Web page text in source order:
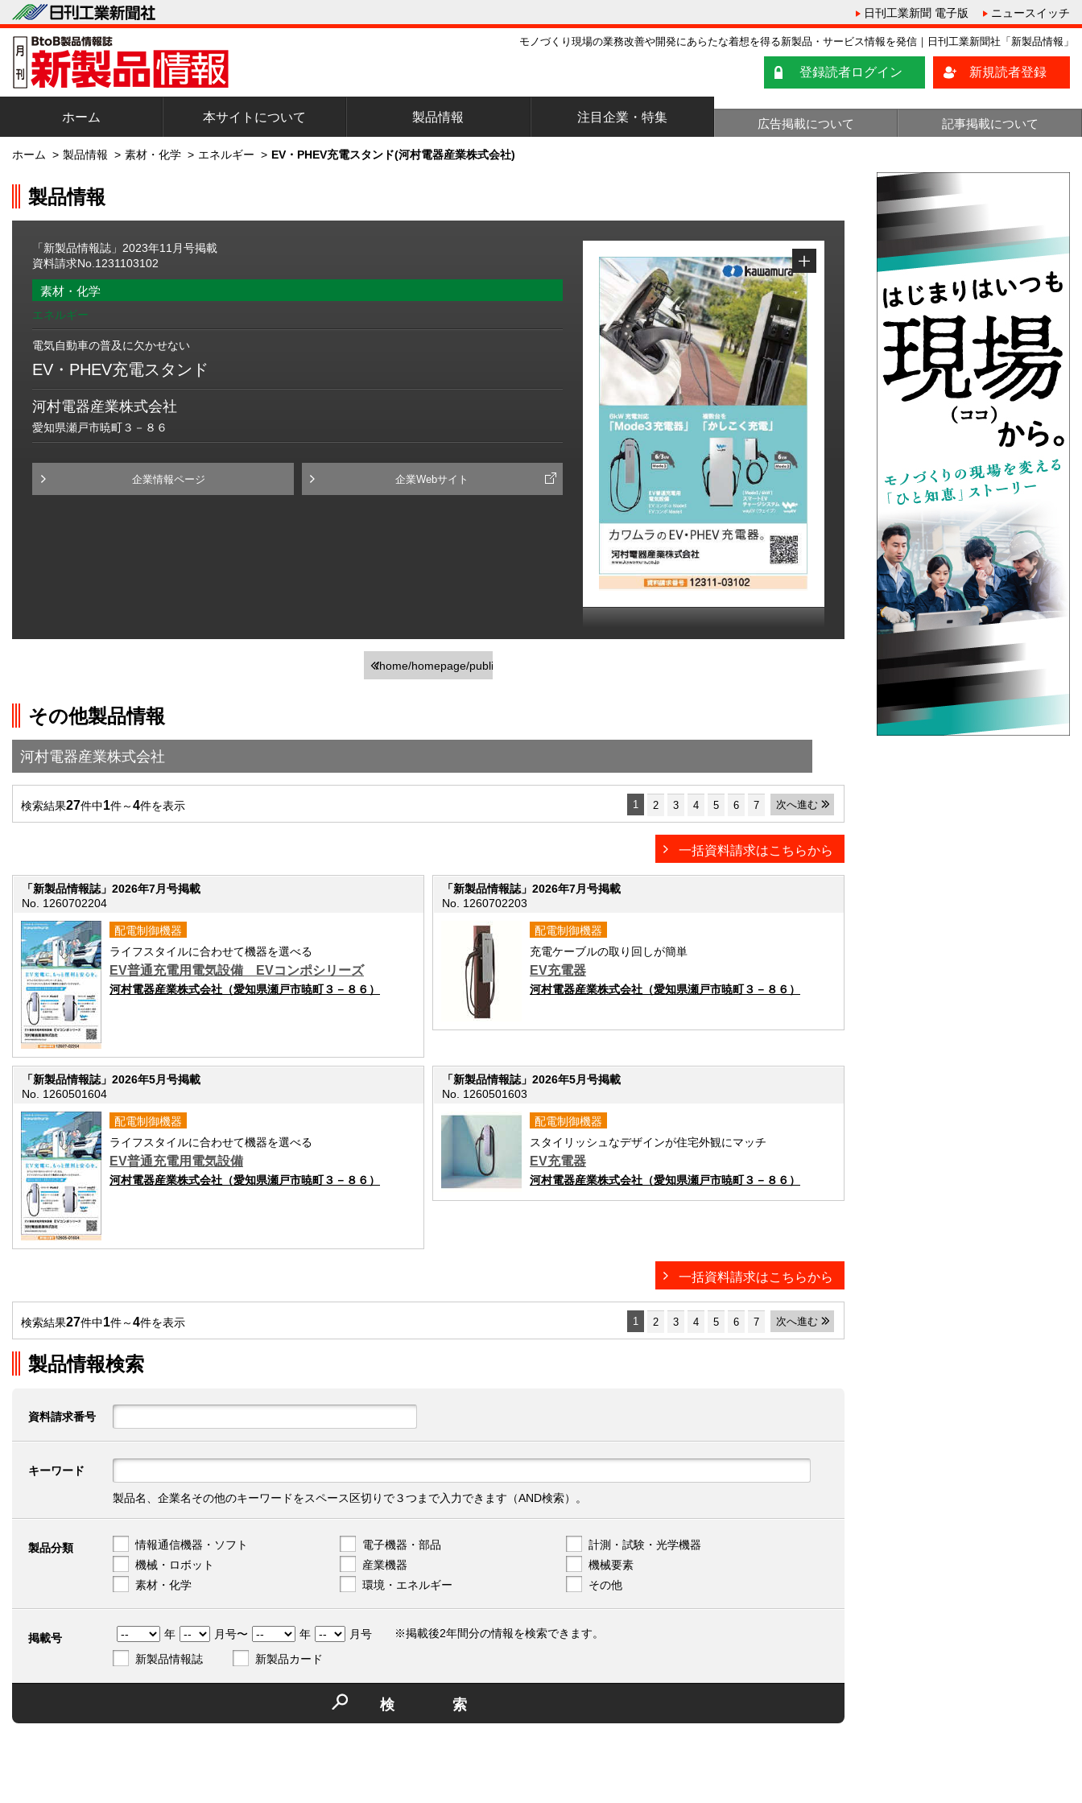
日刊工業新聞 電子版 ニュースイッチ
モノづくり現場の業務改善や開発にあらたな着想を得る新製品・サービス情報を発信｜日刊工業新聞社「新製品情報」
登録読者ログイン 新規読者登録
ホーム 本サイトについて 製品情報 注目企業・特集 広告掲載について 記事掲載について
ホーム > 製品情報 > 素材・化学 > エネルギー > EV・PHEV充電スタンド(河村電器産業株式会社)
製品情報
「新製品情報誌」2023年11月号掲載
資料請求No.1231103102
素材・化学
エネルギー
電気自動車の普及に欠かせない
EV・PHEV充電スタンド
河村電器産業株式会社
愛知県瀬戸市暁町３－８６
企業情報ページ 企業Webサイト
/home/homepage/public_html/usr/detail_products.php
その他製品情報
河村電器産業株式会社
検索結果27件中1件～4件を表示 1 2 3 4 5 6 7 次へ進む
一括資料請求はこちらから
「新製品情報誌」2026年7月号掲載
No. 1260702204
配電制御機器
ライフスタイルに合わせて機器を選べる
EV普通充電用電気設備 EVコンポシリーズ
河村電器産業株式会社（愛知県瀬戸市暁町３－８６）
「新製品情報誌」2026年7月号掲載
No. 1260702203
配電制御機器
充電ケーブルの取り回しが簡単
EV充電器
河村電器産業株式会社（愛知県瀬戸市暁町３－８６）
「新製品情報誌」2026年5月号掲載
No. 1260501604
配電制御機器
ライフスタイルに合わせて機器を選べる
EV普通充電用電気設備
河村電器産業株式会社（愛知県瀬戸市暁町３－８６）
「新製品情報誌」2026年5月号掲載
No. 1260501603
配電制御機器
スタイリッシュなデザインが住宅外観にマッチ
EV充電器
河村電器産業株式会社（愛知県瀬戸市暁町３－８６）
一括資料請求はこちらから
検索結果27件中1件～4件を表示 1 2 3 4 5 6 7 次へ進む
製品情報検索
資料請求番号
キーワード
製品名、企業名その他のキーワードをスペース区切りで３つまで入力できます（AND検索）。
製品分類 情報通信機器・ソフト 電子機器・部品
計測・試験・光学機器
機械・ロボット
産業機器
機械要素
素材・化学
環境・エネルギー その他
掲載号 年 月号〜 年
月号
新製品情報誌
新製品カード
※掲載後2年間分の情報を検索できます。
検索